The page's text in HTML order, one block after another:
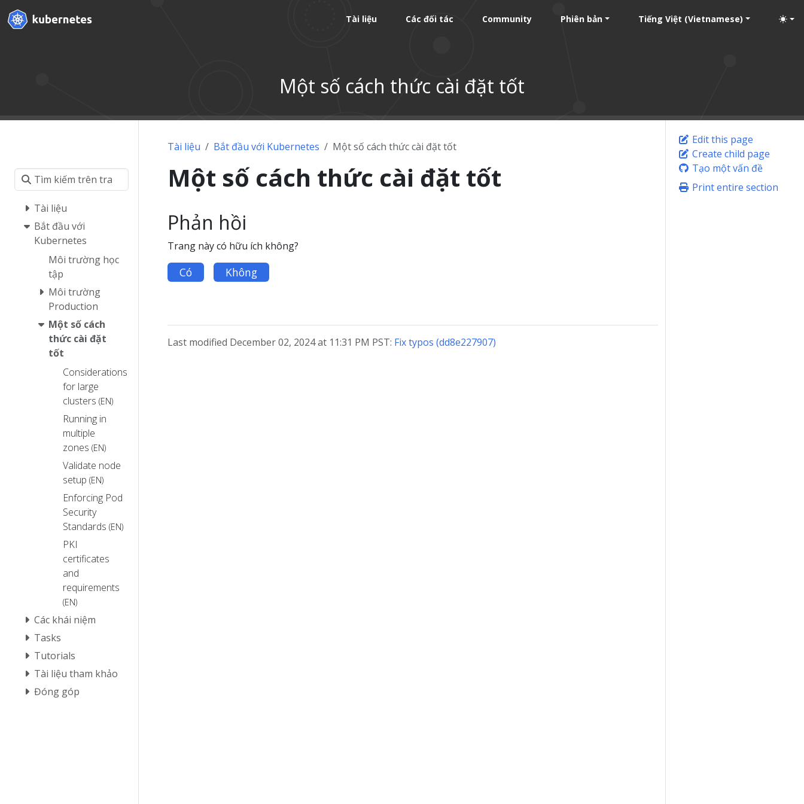
Tài liệu Các đối tác Community Phiên bản Tiếng Việt (Vietnamese)
Một số cách thức cài đặt tốt
Tài liệu
Bắt đầu với
Kubernetes
Môi trường học
tập
Môi trường
Production
Một số cách
thức cài đặt
tốt
Considerations
for large
clusters (EN)
Running in
multiple
zones (EN)
Validate node
setup (EN)
Enforcing Pod
Security
Standards (EN)
PKI
certificates
and
requirements
(EN)
Các khái niệm
Tasks
Tutorials
Tài liệu tham khảo
Đóng góp
Edit this page
Create child page
Tạo một vấn đề
Print entire section
Tài liệu Bắt đầu với Kubernetes Một số cách thức cài đặt tốt
Một số cách thức cài đặt tốt
Phản hồi
Trang này có hữu ích không?
Có Không
Last modified December 02, 2024 at 11:31 PM PST: Fix typos (dd8e227907)